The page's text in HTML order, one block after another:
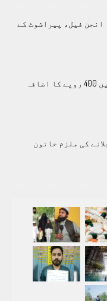
انجن فیل، پیراشوٹ کے
کی ملزم خاتون